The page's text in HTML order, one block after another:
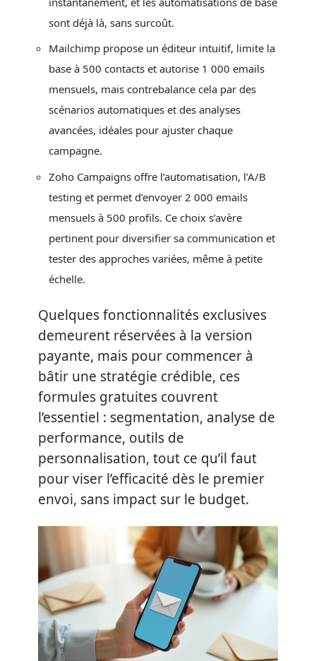
sont déjà là, sans surcoût.
Mailchimp propose un éditeur intuitif, limite la
base à 500 contacts et autorise 1 000 emails
mensuels, mais contrebalance cela par des
scénarios automatiques et des analyses
avancées, idéales pour ajuster chaque
campagne.
Zoho Campaigns offre l’automatisation, l’A/B
testing et permet d’envoyer 2 000 emails
mensuels à 500 profils. Ce choix s’avère
pertinent pour diversifier sa communication et
tester des approches variées, même à petite
échelle.
Quelques fonctionnalités exclusives
demeurent réservées à la version
payante, mais pour commencer à
bâtir une stratégie crédible, ces
formules gratuites couvrent
l’essentiel : segmentation, analyse de
performance, outils de
personnalisation, tout ce qu’il faut
pour viser l’efficacité dès le premier
envoi, sans impact sur le budget.